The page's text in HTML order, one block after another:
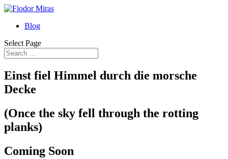
Blog
Select Page
Einst fiel Himmel durch die morsche
Decke
(Once the sky fell through the rotting
planks)
Coming Soon